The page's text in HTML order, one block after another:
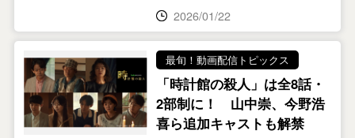
2026/01/22
最旬！動画配信トピックス
「時計館の殺人」は全8話・
2部制に！ 山中崇、今野浩
喜ら追加キャストも解禁